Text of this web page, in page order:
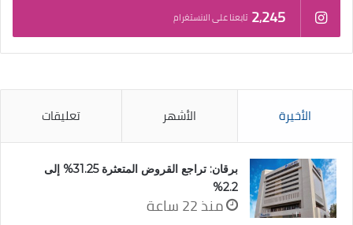
2٬245 تابعنا على الانستغرام
الأخيرة الأشهر تعليقات
برقان: تراجع القروض المتعثرة 31.25% إلى
2.2%
منذ 22 ساعة